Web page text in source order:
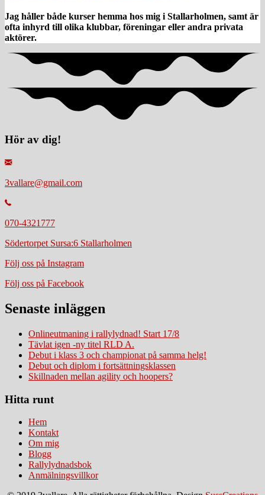
Jag håller både kurser hemma hos mig i Stallarholmen, samt är
ofta inhyrd till olika klubbar, föreningar eller andra privata
aktörer.
Hör av dig!
3vallare@gmail.com
070-4321777
Södertorpet Sursa:6 Stallarholmen
Följ oss på Instagram
Följ oss på Facebook
Senaste inläggen
Onlineutmaning i rallylydnad! Start 17/8
Tävlat igen -ny titel RLD A.
Debut i klass 3 och championat på samma helg!
Debut och diplom i fortsättningsklassen
Skillnaden mellan agility och hoopers?
Hitta runt
Hem
Kontakt
Om mig
Blogg
Rallylydnadsbok
Anmälningsvillkor